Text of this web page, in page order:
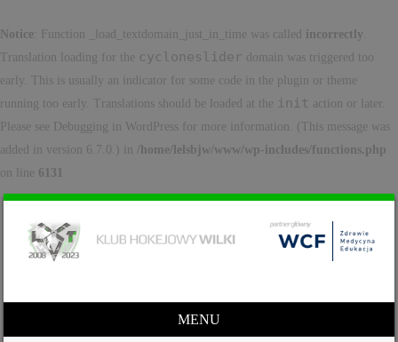
Notice : Function _load_textdomain_just_in_time was called incorrectly
Translation loading for the cycloneslider domain was triggered too
early. This is usually an indicator for some code in the plugin or theme
running too early. Translations should be loaded at the init action or later.
Please see
Debugging in WordPress for more information. (This message was
added in version 6.7.0.) in /home/lelsbjw/www/wp-includes/functions.php
on line 6131
MENU